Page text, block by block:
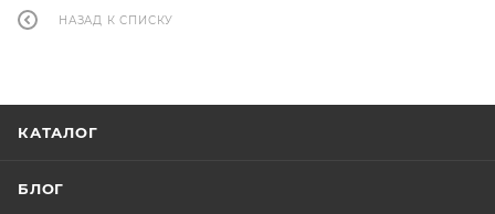
НАЗАД К СПИСКУ
КАТАЛОГ
БЛОГ